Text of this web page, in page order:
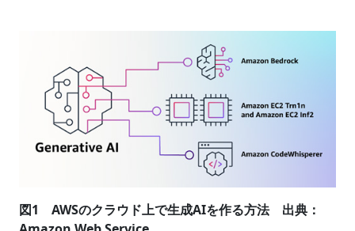
図1 AWSのクラウド上で生成AIを作る方法 出典：